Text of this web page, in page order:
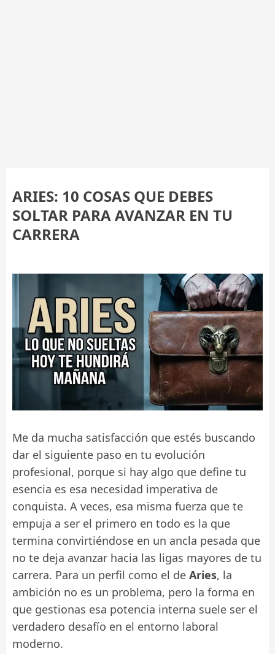
ARIES: 10 COSAS QUE DEBES
SOLTAR PARA AVANZAR EN TU
CARRERA
Me da mucha satisfacción que estés buscando
dar el siguiente paso en tu evolución
profesional, porque si hay algo que define tu
esencia es esa necesidad imperativa de
conquista. A veces, esa misma fuerza que te
empuja a ser el primero en todo es la que
termina convirtiéndose en un ancla pesada que
no te deja avanzar hacia las ligas mayores de tu
carrera. Para un perfil como el de Aries, la
ambición no es un problema, pero la forma en
que gestionas esa potencia interna suele ser el
verdadero desafío en el entorno laboral
moderno.